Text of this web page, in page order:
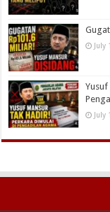
July
July